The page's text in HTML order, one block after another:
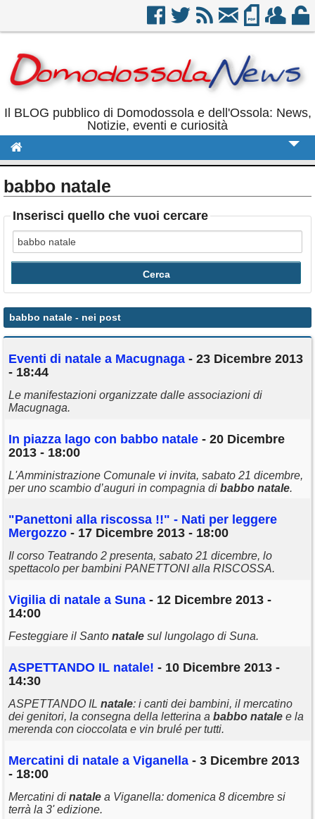
Il BLOG pubblico di Domodossola e dell'Ossola: News,
Notizie, eventi e curiosità
Politica
Eventi
Calendario
Annunci
babbo natale
Inserisci quello che vuoi cercare
babbo natale - nei post
Eventi di natale a Macugnaga - 23 Dicembre 2013
- 18:44
Le manifestazioni organizzate dalle associazioni di
Macugnaga.
In piazza lago con babbo natale - 20 Dicembre
2013 - 18:00
L'Amministrazione Comunale vi invita, sabato 21 dicembre,
per uno scambio d’auguri in compagnia di babbo natale.
"Panettoni alla riscossa !!" - Nati per leggere
Mergozzo - 17 Dicembre 2013 - 18:00
Il corso Teatrando 2 presenta, sabato 21 dicembre, lo
spettacolo per bambini PANETTONI alla RISCOSSA.
Vigilia di natale a Suna - 12 Dicembre 2013 -
14:00
Festeggiare il Santo natale sul lungolago di Suna.
ASPETTANDO IL natale! - 10 Dicembre 2013 -
14:30
ASPETTANDO IL natale: i canti dei bambini, il mercatino
dei genitori, la consegna della letterina a babbo natale e la
merenda con cioccolata e vin brulé per tutti.
Mercatini di natale a Viganella - 3 Dicembre 2013
- 18:00
Mercatini di natale a Viganella: domenica 8 dicembre si
terrà la 3' edizione.